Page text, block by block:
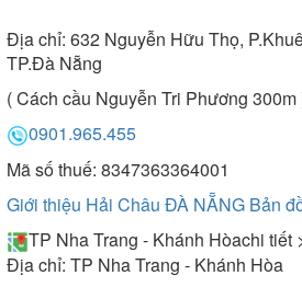
Địa chỉ: 632 Nguyễn Hữu Thọ,
TP.Đà Nẵng
( Cách cầu Nguyễn Tri Phương 300m
0901.965.455
Mã số thuế: 8347363364001
Giới thiệu Hải Châu ĐÀ NẴNG Bản
TP Nha Trang - Khánh Hòachi tiết
Địa chỉ: TP Nha Trang - Khánh Hòa